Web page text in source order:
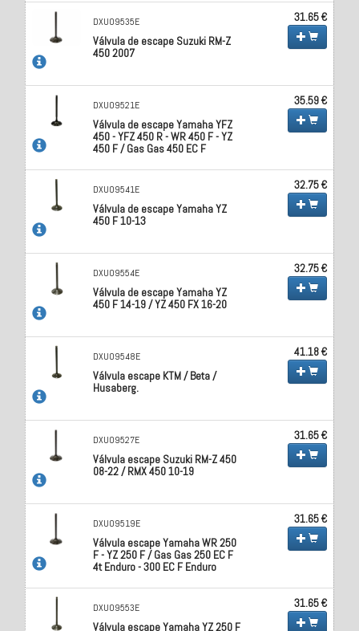
DXU09535E
Válvula de escape Suzuki RM-Z
450 2007
31.65 €
DXU09521E
Válvula de escape Yamaha YFZ
450 - YFZ 450 R - WR 450 F - YZ
450 F / Gas Gas 450 EC F
35.59 €
DXU09541E
Válvula de escape Yamaha YZ
450 F 10-13
32.75 €
DXU09554E
Válvula de escape Yamaha YZ
450 F 14-19 / YZ 450 FX 16-20
32.75 €
DXU09548E
Válvula escape KTM / Beta /
Husaberg.
41.18 €
DXU09527E
Válvula escape Suzuki RM-Z 450
08-22 / RMX 450 10-19
31.65 €
DXU09519E
Válvula escape Yamaha WR 250
F - YZ 250 F / Gas Gas 250 EC F
4t Enduro - 300 EC F Enduro
31.65 €
DXU09553E
Válvula escape Yamaha YZ 250 F
31.65 €